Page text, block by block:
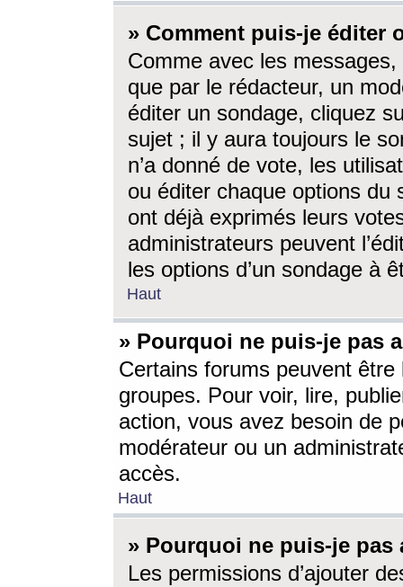
» Comment puis-je éditer
Comme avec les
que par le rédacteur, un
éditer un sondage, cliquez
sujet ; il y aura toujours le
n’a donné de vote, les
ou éditer chaque options du
ont déjà exprimés leurs
administrateurs peuvent
les options d’un sondage à
Haut
» Pourquoi ne puis-je pas
Certains forums peuvent être
groupes. Pour voir, lire,
action, vous avez besoin de
modérateur ou un
accès.
Haut
» Pourquoi ne puis-je
Les permissions d’ajouter